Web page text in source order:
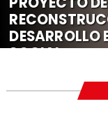
SOCIAL